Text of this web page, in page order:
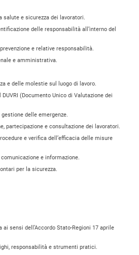
salute e sicurezza dei lavoratori.
delle responsabilità all’interno del
e relative responsabilità.
e amministrativa.
e delle molestie sul luogo di lavoro.
(Documento Unico di Valutazione dei
delle emergenze.
partecipazione e consultazione dei lavoratori.
e verifica dell’efficacia delle misure
e informazione.
per la sicurezza.
ai sensi dell’Accordo Stato-Regioni 17 aprile
responsabilità e strumenti pratici.